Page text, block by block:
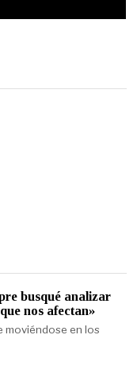
busqué analizar
nos afectan»
moviéndose en los